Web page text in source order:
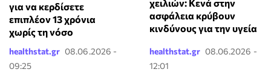
για να κερδίσετε
επιπλέον 13 χρόνια
χωρίς τη νόσο
healthstat.gr 08.06.2026 -
09:25
χειλιών: Κενά στην
ασφάλεια κρύβουν
κινδύνους για την υγεία
healthstat.gr 08.06.2026 -
12:01